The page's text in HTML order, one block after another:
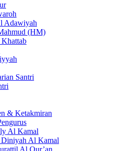
Adawiyah
(HM)
Santri
& Ketakmiran
Al Kamal
Diniyah Al Kamal
Al Qur’an